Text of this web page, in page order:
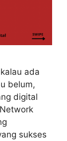
ada
belum,
digital
sukses